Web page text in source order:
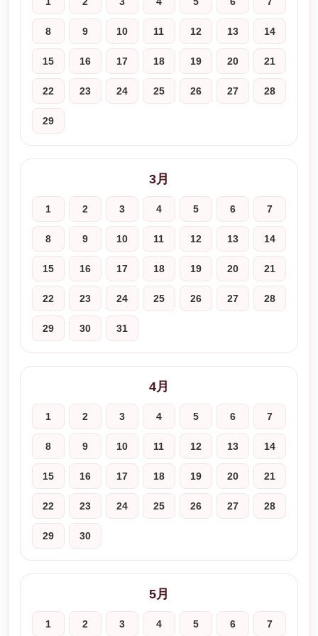
8 9 10 11 12 13 14
15 16 17 18 19 20 21
22 23 24 25 26 27 28
29
3月
1 2 3 4 5 6 7
8 9 10 11 12 13 14
15 16 17 18 19 20 21
22 23 24 25 26 27 28
29 30 31
4月
1 2 3 4 5 6 7
8 9 10 11 12 13 14
15 16 17 18 19 20 21
22 23 24 25 26 27 28
29 30
5月
1 2 3 4 5 6 7